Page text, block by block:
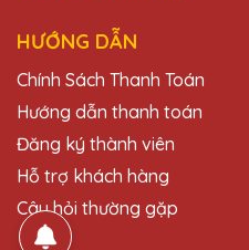
Hồ Văn Trọng
25/11/2025
Pha Lê QTG rất
lòng với sản phẩm.
HƯỚNG DẪN
Chính Sách Thanh Toán
Hướng dẫn thanh toán
Đăng ký thành viên
Hỗ trợ khách hàng
Câu hỏi thường gặp